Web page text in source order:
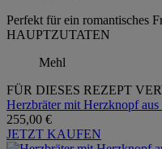
Perfekt für ein romantisches
HAUPTZUTATEN
Mehl
FÜR DIESES REZEPT
Herzbräter mit Herzknopf aus
255,00 €
JETZT KAUFEN